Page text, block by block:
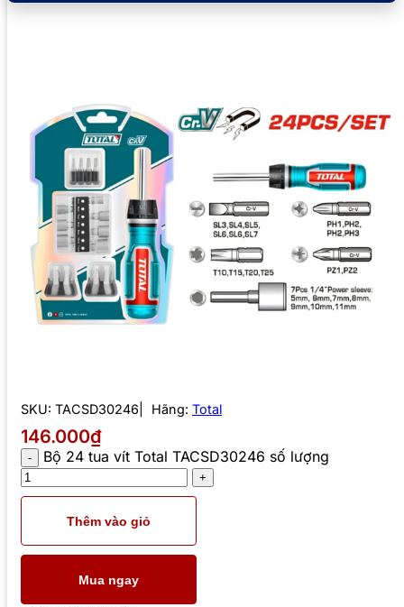
SKU: TACSD30246 Hãng: Total
146.000₫
Bộ 24 tua vít Total TACSD30246 số lượng
Thêm vào giỏ
Mua ngay